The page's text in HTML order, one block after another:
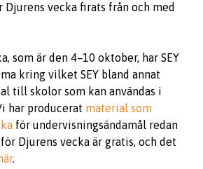
Djurens vecka firats från och med
som är den 4–10 oktober, har SEY
kring vilket SEY bland annat
till skolor som kan användas i
har producerat material som
för undervisningsändamål redan
Djurens vecka är gratis, och det
här.